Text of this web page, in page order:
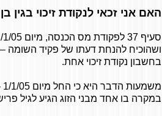
האם אני זכאי לנקודת זיכוי בגין
סעיף 37 לפקודת מס הכנסה, מיום 1/1/05: יחיד, אשר הוא או בן זוגו הגיעו ל
ושהוכיח להנחת דעתו של פקיד השומה –
בחשבון נקודת זיכוי אחת.
במקרה בו אחד מבני הזוג הגיע לגיל